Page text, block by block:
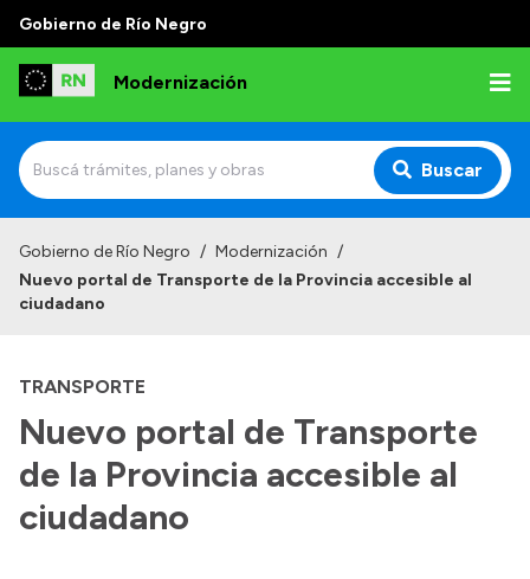
Gobierno de Río Negro
Modernización
Buscar
Institucional
Misión y Visión
Normativa
Transparencia
Gobierno de Río Negro / Modernización /
Nuevo portal de Transporte de la Provincia accesible al
ciudadano
TRANSPORTE
Nuevo portal de Transporte
de la Provincia accesible al
ciudadano